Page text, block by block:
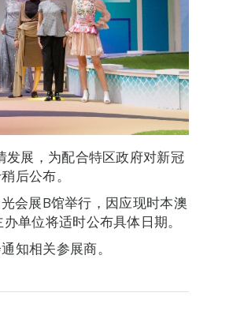
展，为配合特区政府对新冠
后公布。
会展B馆举行，因应现时本澳
单位将适时公布具体日期。
知相关参展商。